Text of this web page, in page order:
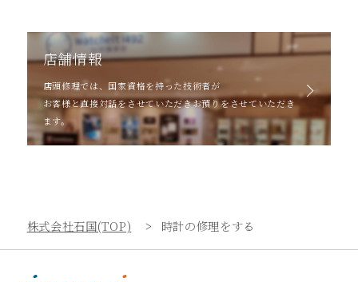
店舗情報
店頭修理では、国家資格を持った技術者が
お客様と直接対話をさせていただきお預りをさせていただき
ます。
株式会社石国(TOP) 時計の修理をする